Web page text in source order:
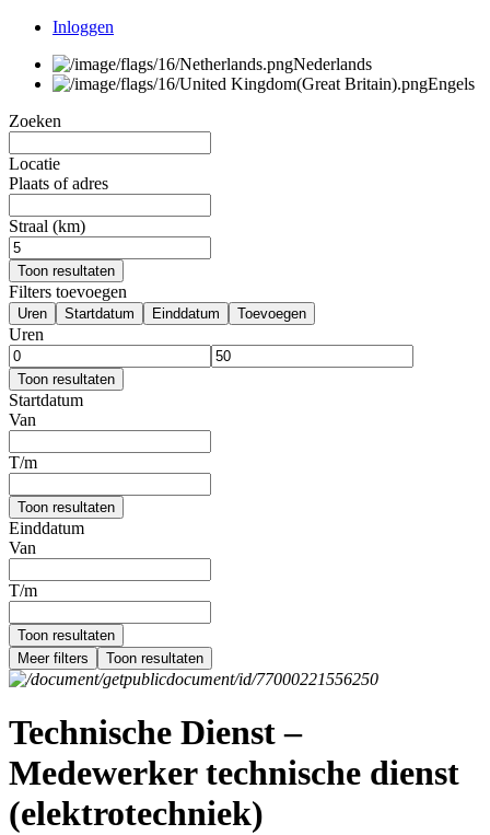
Inloggen
Nederlands
Engels
Zoeken
Locatie
Plaats of adres
Straal (km)
Toon resultaten
Filters toevoegen
Uren Startdatum Einddatum Toevoegen
Uren
Toon resultaten
Startdatum
Van
T/m
Toon resultaten
Einddatum
Van
T/m
Toon resultaten
Meer filters
Toon resultaten
Technische Dienst –
Medewerker technische dienst
(elektrotechniek)